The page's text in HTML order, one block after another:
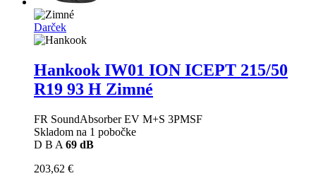
Darček
Hankook IW01 ION ICEPT 215/50
R19 93 H Zimné
FR SoundAbsorber EV M+S 3PMSF
Skladom na 1 pobočke
D B A 69 dB
203,62 €